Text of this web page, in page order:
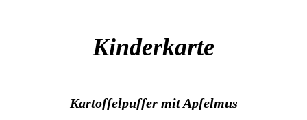
Kinderkarte
Kartoffelpuffer mit Apfelmus